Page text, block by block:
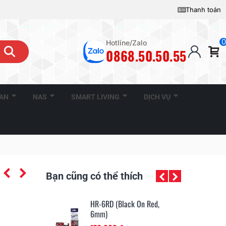
Thanh toán
Hotline/Zalo
0868.50.50.55
0
NAS SMART LIVING DỊCH VỤ
Bạn cũng có thể thích
On Red,
HR-6YW (Black On Yellow,
6mm)